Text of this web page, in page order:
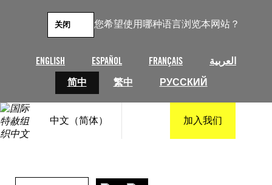
您希望使用哪种语言浏览本网站？
ENGLISH ESPAÑOL FRANÇAIS
العربية
简中
繁中 РУССКИЙ
关闭
中文（简体） 加入我们